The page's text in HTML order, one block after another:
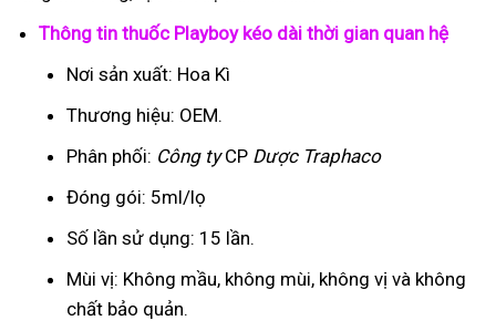
Thông tin thuốc Playboy kéo dài thời gian quan hệ
Nơi sản xuất: Hoa Kì
Thương hiệu: OEM.
Phân phối: Công tyCP Dược Traphaco
Đóng gói: 5ml/lọ
Số lần sử dụng: 15 lần.
Mùi vị: Không mầu, không mùi, không vị và không
chất bảo quản.